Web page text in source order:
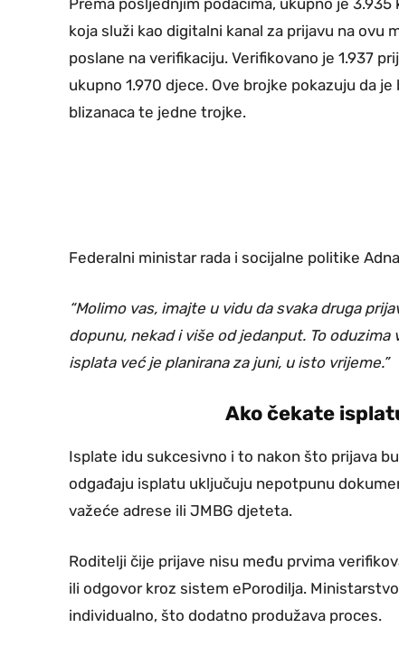
Prema posljednjim podacima, ukupno je
koja služi kao digitalni kanal za prijavu na ovu
poslane na verifikaciju. Verifikovano je 1.937
ukupno 1.970 djece. Ove brojke pokazuju da
blizanaca te jedne trojke.
Federalni ministar rada i socijalne politike
“Molimo vas, imajte u vidu da svaka druga
dopunu, nekad i više od jedanput. To
isplata već je planirana za juni, u isto vrijeme.”
Ako čekate
Isplate idu sukcesivno i to nakon što prijava
odgađaju isplatu uključuju nepotpunu
važeće adrese ili JMBG djeteta.
Roditelji čije prijave nisu među prvima
ili odgovor kroz sistem ePorodilja.
individualno, što dodatno produžava proces.